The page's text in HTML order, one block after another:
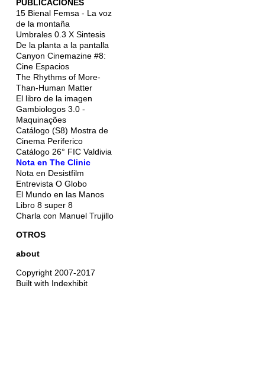
PUBLICACIONES
15 Bienal Femsa - La voz
de la montaña
Umbrales 0.3 X Sintesis
De la planta a la pantalla
Canyon Cinemazine #8:
Cine Espacios
The Rhythms of More-
Than-Human Matter
El libro de la imagen
Gambiologos 3.0 -
Maquinações
Catálogo (S8) Mostra de
Cinema Periferico
Catálogo 26° FIC Valdivia
Nota en The Clinic
Nota en Desistfilm
Entrevista O Globo
El Mundo en las Manos
Libro 8 super 8
Charla con Manuel Trujillo
OTROS
about
Copyright 2007-2017
Built with Indexhibit